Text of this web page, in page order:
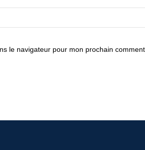
le navigateur pour mon prochain